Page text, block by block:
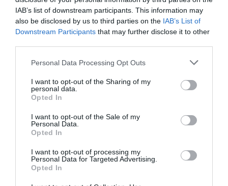
IAB’s list of downstream participants. This information may
also be disclosed by us to third parties on the IAB’s List of
Downstream Participants that may further disclose it to other
Personal Data Processing Opt Outs
I want to opt-out of the Sharing of my
personal data.
Opted In
I want to opt-out of the Sale of my
Personal Data.
Opted In
I want to opt-out of processing my
Personal Data for Targeted Advertising.
Opted In
1 / 12
Jaa artikkeli:
F
a
c
e
b
o
M
e
ss
e
n
g
X W
at
A
p
C
p
Li
n
S
ar